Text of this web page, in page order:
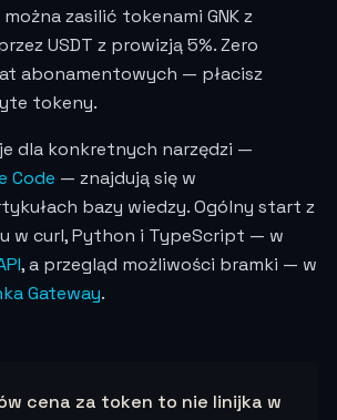
zasilić tokenami GNK z
USDT z prowizją 5%. Zero
abonamentowych — płacisz
tokeny.
dla konkretnych narzędzi —
Code — znajdują się w
bazy wiedzy. Ogólny start z
w curl, Python i TypeScript — w
, a przegląd możliwości bramki — w
Gateway.
cena za token to nie linijka w